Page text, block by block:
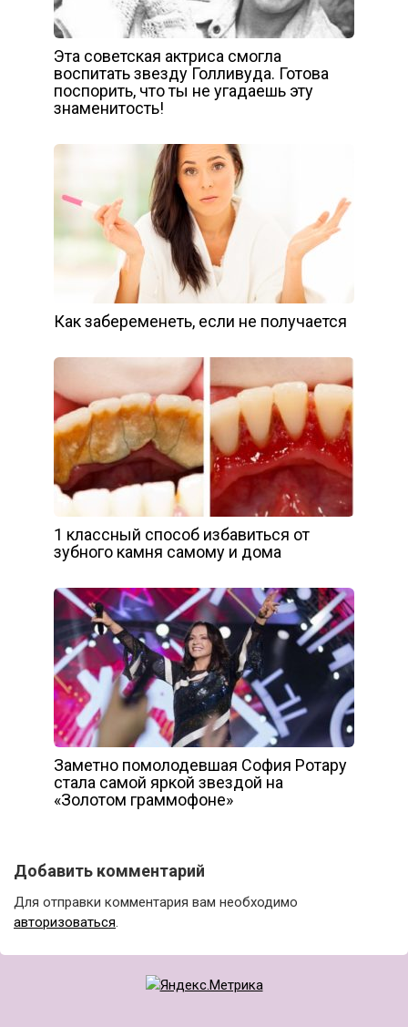
Эта советская актриса смогла
воспитать звезду Голливуда. Готова
поспорить, что ты не угадаешь эту
знаменитость!
Как забеременеть, если не получается
1 классный способ избавиться от
зубного камня самому и дома
Заметно помолодевшая София Ротару
стала самой яркой звездой на
«Золотом граммофоне»
Добавить комментарий
Для отправки комментария вам необходимо
авторизоваться.